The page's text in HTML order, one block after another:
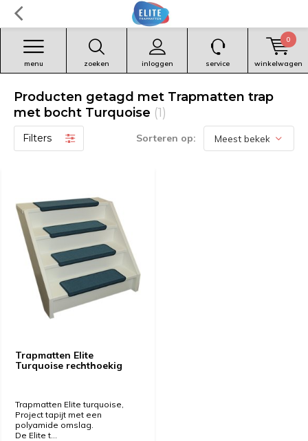
zoeken inloggen
menu service winkelwagen
0
Producten getagd met Trapmatten trap
met bocht Turquoise (1)
Filters Sorteren op:
Trapmatten Elite
Turquoise rechthoekig
Trapmatten Elite turquoise,
Project tapijt met een
polyamide omslag.
De Elite t...